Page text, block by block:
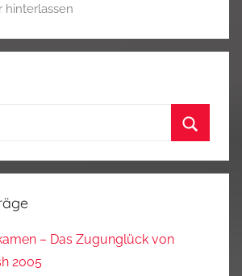
hinterlassen
– Das Zugunglück von
2005